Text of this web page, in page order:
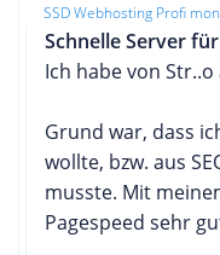
SSD Webhosting Profi
Schnelle Server
Ich habe von
Grund war, dass
wollte, bzw. aus
musste. Mit
Pagespeed sehr